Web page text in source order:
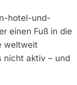
hotel-und-
einen Fuß in die
weltweit
nicht aktiv – und